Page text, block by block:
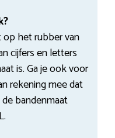
het rubber van
cijfers en letters
is. Ga je ook voor
rekening mee dat
bandenmaat